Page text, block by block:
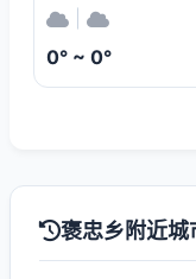
0° ~ 0°
褒忠乡附近城